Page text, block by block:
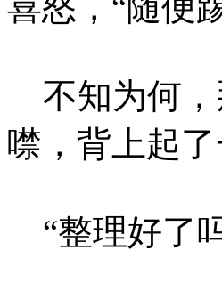
不知为何，
噤，背上起
“整理好了